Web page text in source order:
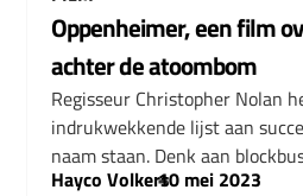
Oppenheimer, een film
achter de atoombom
Regisseur Christopher Nolan
indrukwekkende lijst aan
naam staan. Denk aan
Hayco Volkers
–
10 mei 2023